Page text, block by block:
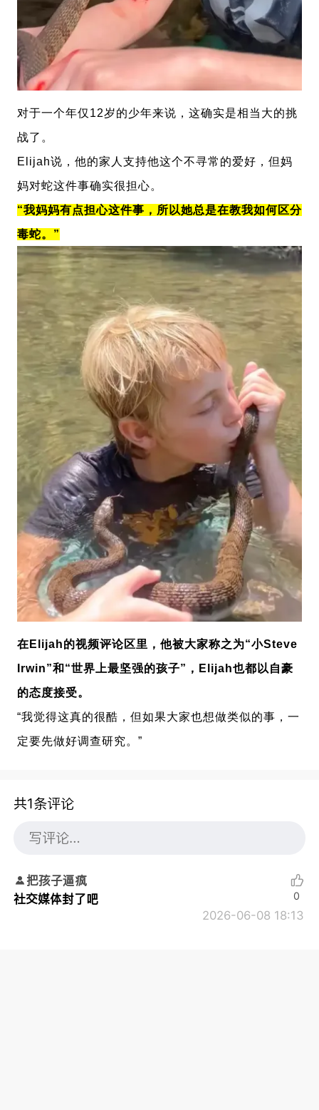
对于一个年仅12岁的少年来说，这确实是相当大的挑
战了。
Elijah说，他的家人支持他这个不寻常的爱好，但妈
妈对蛇这件事确实很担心。
“我妈妈有点担心这件事，所以她总是在教我如何区分
毒蛇。”
在 Elijah的视频评论区里，他被大家称之为“小Steve
Irwin”和“世界上最坚强的孩子”， Elijah也都以自豪
的态度接受。
“我觉得这真的很酷，但如果大家也想做类似的事，一
定要先做好调查研究。”
共1条评论
把孩子逼疯
社交媒体封了吧
2026-06-08 18:13
0